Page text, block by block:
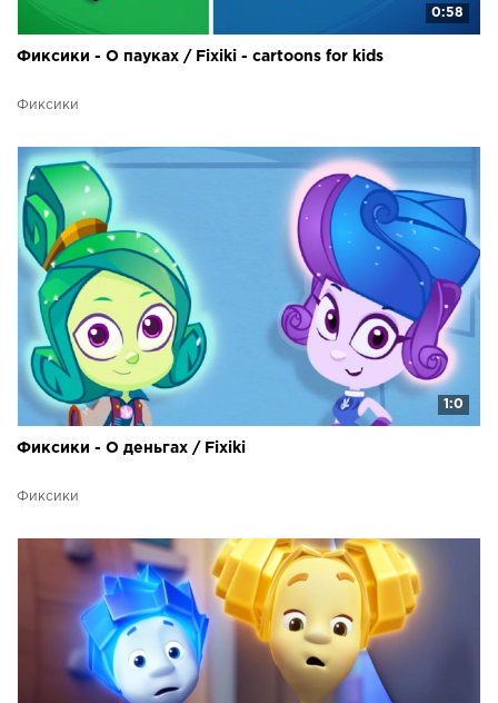
0:58
Фиксики - О пауках / Fixiki - cartoons for kids
Фиксики
1:0
Фиксики - О деньгах / Fixiki
Фиксики